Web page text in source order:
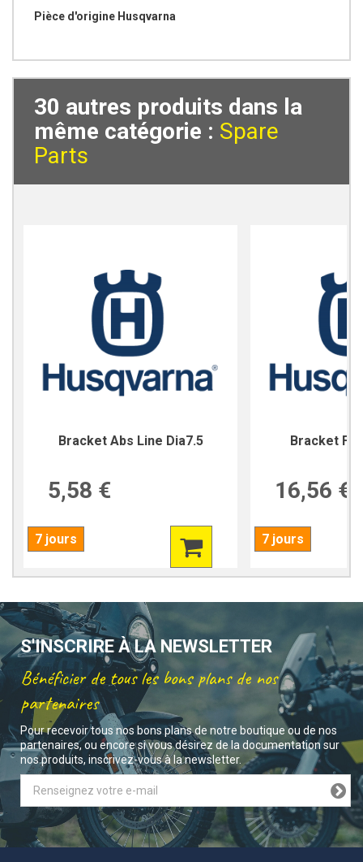
Pièce d'origine Husqvarna
30 autres produits dans la
même catégorie : Spare
Parts
Bracket Abs Line Dia7.5
5,58 €
7 jours
Bracket
16,56 €
7 jours
S'INSCRIRE À LA NEWSLETTER
Bénéficier de tous les bons plans de nos
partenaires
Pour recevoir tous nos bons plans de notre boutique ou de nos
partenaires, ou encore si vous désirez de la documentation sur
nos produits, inscrivez-vous à la newsletter.